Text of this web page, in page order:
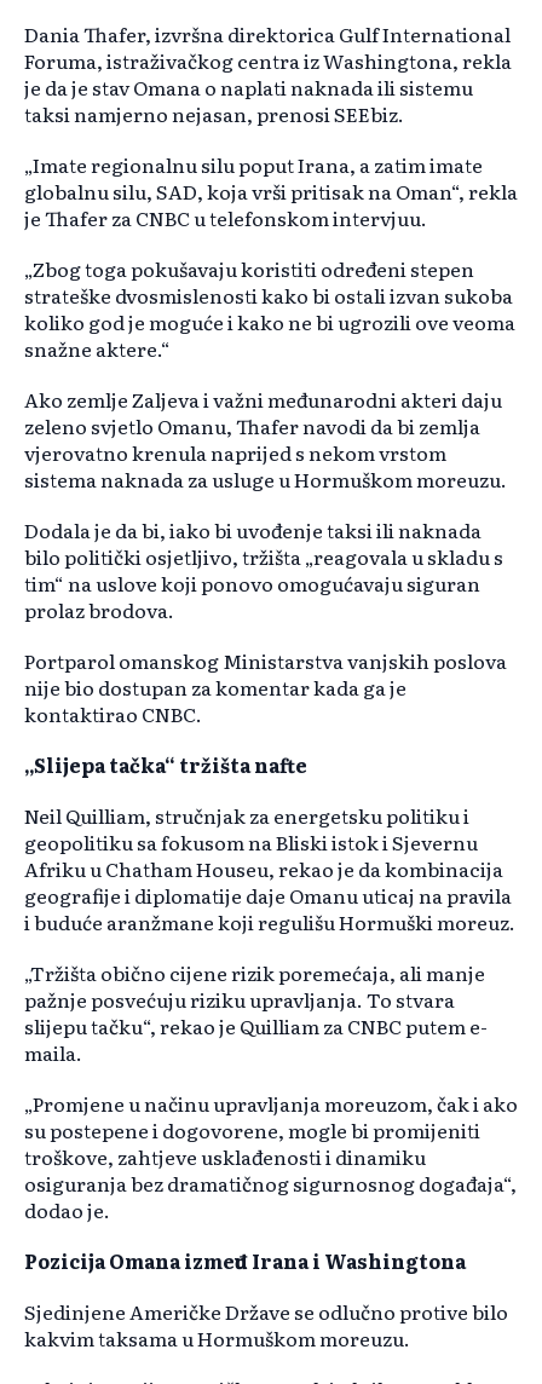
Dania Thafer, izvršna direktorica Gulf International
Foruma, istraživačkog centra iz Washingtona, rekla
je da je stav Omana o naplati naknada ili sistemu
taksi namjerno nejasan, prenosi SEEbiz.
„Imate regionalnu silu poput Irana, a zatim imate
globalnu silu, SAD, koja vrši pritisak na Oman“, rekla
je Thafer za CNBC u telefonskom intervjuu.
„Zbog toga pokušavaju koristiti određeni stepen
strateške dvosmislenosti kako bi ostali izvan sukoba
koliko god je moguće i kako ne bi ugrozili ove veoma
snažne aktere.“
Ako zemlje Zaljeva i važni međunarodni akteri daju
zeleno svjetlo Omanu, Thafer navodi da bi zemlja
vjerovatno krenula naprijed s nekom vrstom
sistema naknada za usluge u Hormuškom moreuzu.
Dodala je da bi, iako bi uvođenje taksi ili naknada
bilo politički osjetljivo, tržišta „reagovala u skladu s
tim“ na uslove koji ponovo omogućavaju siguran
prolaz brodova.
Portparol omanskog Ministarstva vanjskih poslova
nije bio dostupan za komentar kada ga je
kontaktirao CNBC.
„Slijepa tačka“ tržišta nafte
Neil Quilliam, stručnjak za energetsku politiku i
geopolitiku sa fokusom na Bliski istok i Sjevernu
Afriku u Chatham Houseu, rekao je da kombinacija
geografije i diplomatije daje Omanu uticaj na pravila
i buduće aranžmane koji regulišu Hormuški moreuz.
„Tržišta obično cijene rizik poremećaja, ali manje
pažnje posvećuju riziku upravljanja. To stvara
slijepu tačku“, rekao je Quilliam za CNBC putem e-
maila.
„Promjene u načinu upravljanja moreuzom, čak i ako
su postepene i dogovorene, mogle bi promijeniti
troškove, zahtjeve usklađenosti i dinamiku
osiguranja bez dramatičnog sigurnosnog događaja“,
dodao je.
Pozicija Omana između Irana i Washingtona
Sjedinjene Američke Države se odlučno protive bilo
kakvim taksama u Hormuškom moreuzu.